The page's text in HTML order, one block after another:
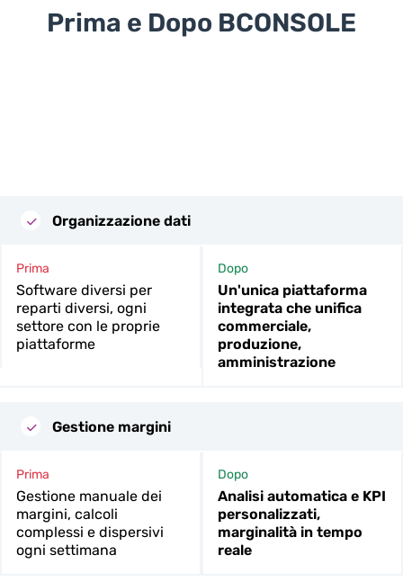
Prima e Dopo BCONSOLE
Organizzazione dati
Prima
Software diversi per
reparti diversi, ogni
settore con le proprie
piattaforme
Dopo
Un'unica piattaforma
integrata che unifica
commerciale,
produzione,
amministrazione
Gestione margini
Prima
Gestione manuale dei
margini, calcoli
complessi e dispersivi
ogni settimana
Dopo
Analisi automatica e KPI
personalizzati,
marginalità in tempo
reale